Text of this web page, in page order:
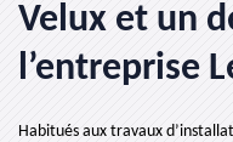
Velux et un
l’entreprise
Habitués aux travaux